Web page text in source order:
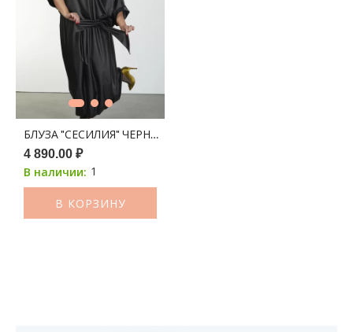
БЛУЗА "СЕСИЛИЯ" ЧЕРНЫЙ
4 890.00 ₽
В наличии: 1
В КОРЗИНУ